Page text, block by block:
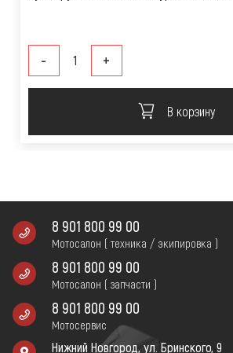
- +
В корзину
8 901 800 99 00
Мотосалон ( техника / экипировка )
8 901 800 99 00
Мотосалон ( запчасти )
8 901 800 99 00
Мотосервис
Нижний Новгород, ул. Бринского, 9